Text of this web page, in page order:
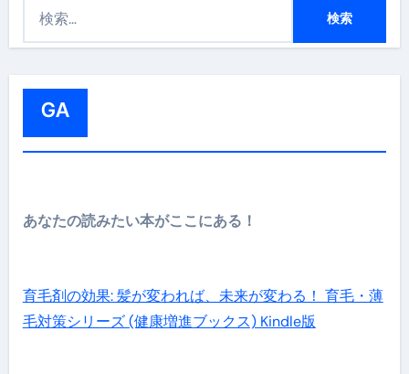
GA
あなたの読みたい本がここにある！
育毛剤の効果: 髪が変われば、未来が変わる！ 育毛・薄
毛対策シリーズ (健康増進ブックス) Kindle版